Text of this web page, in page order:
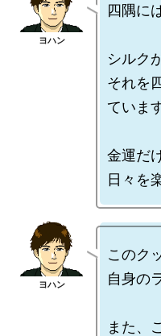
四隅に
シルク
それを
ていま
金運だ
このク
自身の
また、